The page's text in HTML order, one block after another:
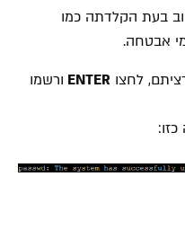
בעת הקלדתה כמו
אבטחה.
לחצו ENTER ורשמו